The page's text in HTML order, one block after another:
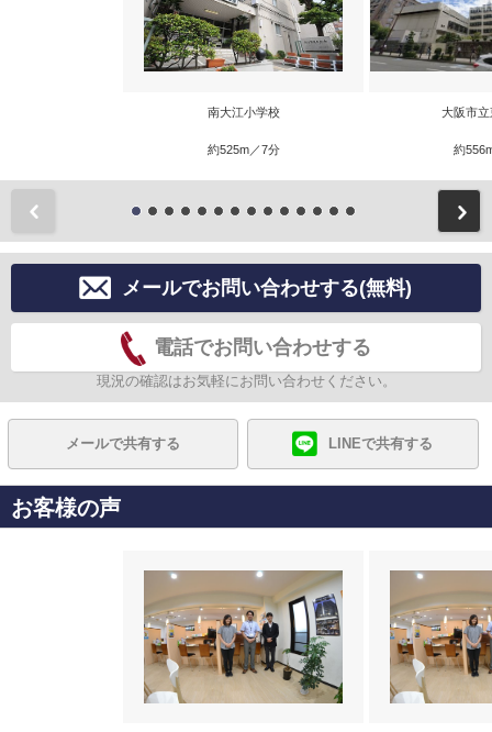
南大江小学校
約525m／7分
大阪市
約
メールでお問い合わせする(無料)
電話でお問い合わせする
現況の確認はお気軽にお問い合わせください。
メールで共有する LINEで共有する
お客様の声